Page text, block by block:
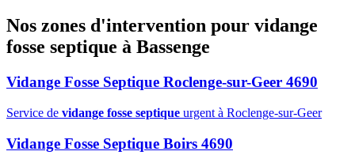
Nos zones d'intervention pour vidange
fosse septique à Bassenge
Vidange Fosse Septique Roclenge-sur-Geer 4690
Service de vidange fosse septique urgent à Roclenge-sur-Geer
Vidange Fosse Septique Boirs 4690